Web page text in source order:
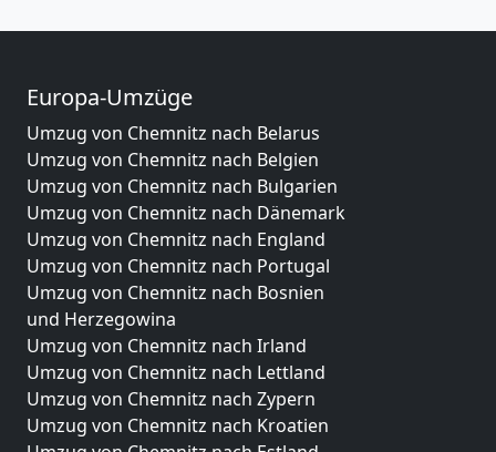
Europa-Umzüge
Umzug von Chemnitz nach Belarus
Umzug von Chemnitz nach Belgien
Umzug von Chemnitz nach Bulgarien
Umzug von Chemnitz nach Dänemark
Umzug von Chemnitz nach England
Umzug von Chemnitz nach Portugal
Umzug von Chemnitz nach Bosnien
und Herzegowina
Umzug von Chemnitz nach Irland
Umzug von Chemnitz nach Lettland
Umzug von Chemnitz nach Zypern
Umzug von Chemnitz nach Kroatien